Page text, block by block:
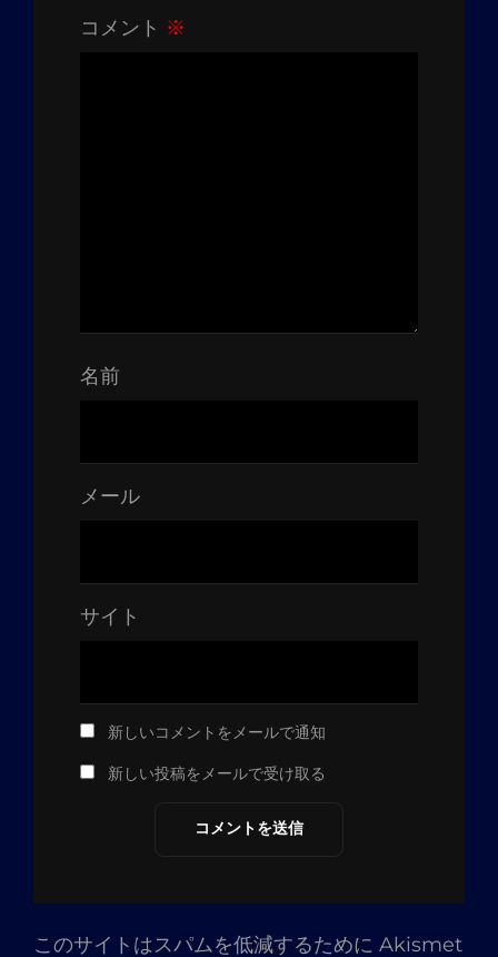
コメント ※
名前
メール
サイト
新しいコメントをメールで通知
新しい投稿をメールで受け取る
このサイトはスパムを低減するために Akismet